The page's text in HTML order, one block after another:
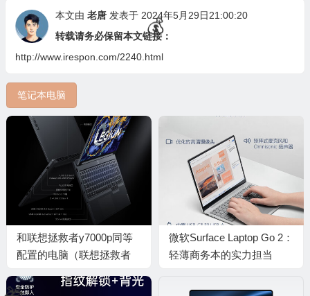
本文由 老唐发表于 2024年5月29日21:00:20
转载请务必保留本文链接：
http://www.irespon.com/2240.html
笔记本电脑
和联想拯救者y7000p同等
配置的电脑（联想拯救者
电脑测评看真相）
微软Surface Laptop Go 2：
轻薄商务本的实力担当
🧧